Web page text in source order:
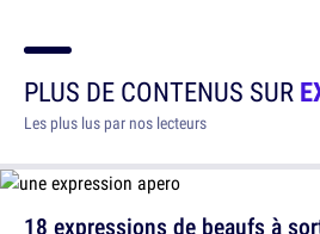
PLUS DE CONTENUS SUR
Les plus lus par nos lecteurs
18 expressions de beaufs à